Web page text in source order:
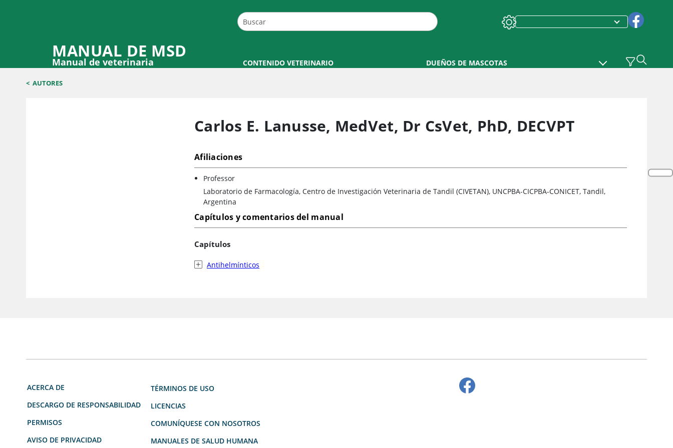
MANUAL DE MSD
Manual de veterinaria CONTENIDO VETERINARIO DUEÑOS DE MASCOTAS
< AUTORES
Carlos E. Lanusse, MedVet, Dr CsVet, PhD, DECVPT
Afiliaciones
Professor
Laboratorio de Farmacología, Centro de Investigación Veterinaria de Tandil (CIVETAN), UNCPBA-CICPBA-CONICET, Tandil,
Argentina
Capítulos y comentarios del manual
Capítulos
Antihelmínticos
ACERCA DE
DESCARGO DE RESPONSABILIDAD
PERMISOS
AVISO DE PRIVACIDAD
TÉRMINOS DE USO
LICENCIAS
COMUNÍQUESE CON NOSOTROS
MANUALES DE SALUD HUMANA